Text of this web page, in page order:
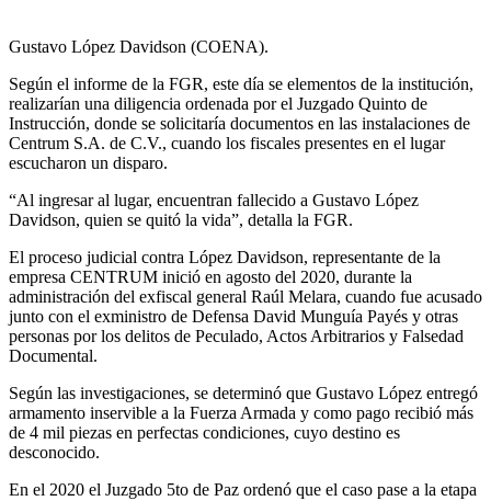
Gustavo López Davidson (COENA).
Según el informe de la FGR, este día se elementos de la institución,
realizarían una diligencia ordenada por el Juzgado Quinto de
Instrucción, donde se solicitaría documentos en las instalaciones de
Centrum S.A. de C.V., cuando los fiscales presentes en el lugar
escucharon un disparo.
“Al ingresar al lugar, encuentran fallecido a Gustavo López
Davidson, quien se quitó la vida”, detalla la FGR.
El proceso judicial contra López Davidson, representante de la
empresa CENTRUM inició en agosto del 2020, durante la
administración del exfiscal general Raúl Melara, cuando fue acusado
junto con el exministro de Defensa David Munguía Payés y otras
personas por los delitos de Peculado, Actos Arbitrarios y Falsedad
Documental.
Según las investigaciones, se determinó que Gustavo López entregó
armamento inservible a la Fuerza Armada y como pago recibió más
de 4 mil piezas en perfectas condiciones, cuyo destino es
desconocido.
En el 2020 el Juzgado 5to de Paz ordenó que el caso pase a la etapa